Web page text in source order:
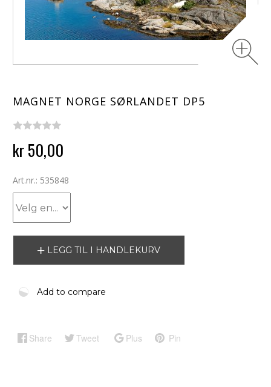
MAGNET NORGE SØRLANDET DP5
kr 50,00
Art.nr.: 535848
LEGG TIL I HANDLEKURV
Add to compare
Share Tweet Plus Pin